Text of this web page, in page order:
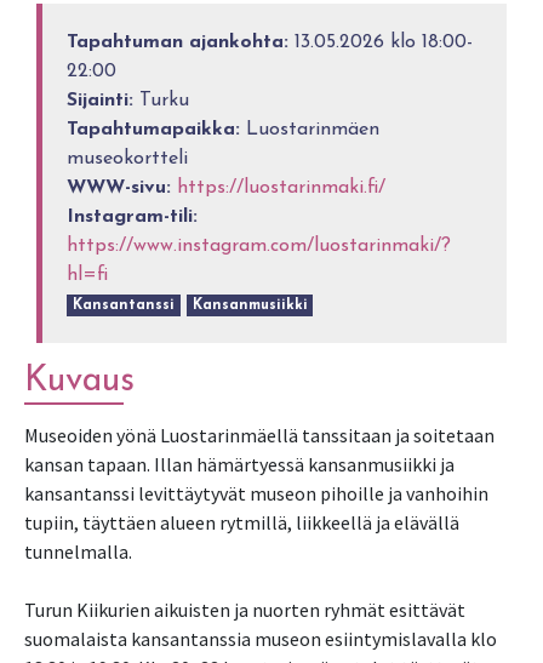
Tapahtuman ajankohta: 13.05.2026 klo 18:00-
22:00
Sijainti: Turku
Tapahtumapaikka: Luostarinmäen
museokortteli
WWW-sivu: https://luostarinmaki.fi/
Instagram-tili:
https://www.instagram.com/luostarinmaki/?
hl=fi
Kansantanssi Kansanmusiikki
Kuvaus
Museoiden yönä Luostarinmäellä tanssitaan ja soitetaan
kansan tapaan. Illan hämärtyessä kansanmusiikki ja
kansantanssi levittäytyvät museon pihoille ja vanhoihin
tupiin, täyttäen alueen rytmillä, liikkeellä ja elävällä
tunnelmalla.
Turun Kiikurien aikuisten ja nuorten ryhmät esittävät
suomalaista kansantanssia museon esiintymislavalla klo